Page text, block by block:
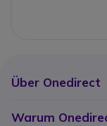
Über Onedirect
Warum